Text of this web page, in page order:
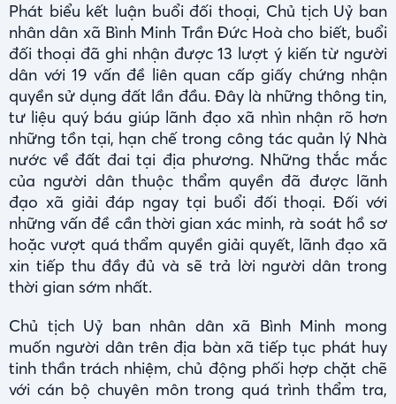
Phát biểu kết luận buổi đối thoại, Chủ tịch Uỷ ban
nhân dân xã Bình Minh Trần Đức Hoà cho biết, buổi
đối thoại đã ghi nhận được 13 lượt ý kiến từ người
dân với 19 vấn đề liên quan cấp giấy chứng nhận
quyền sử dụng đất lần đầu. Đây là những thông tin,
tư liệu quý báu giúp lãnh đạo xã nhìn nhận rõ hơn
những tồn tại, hạn chế trong công tác quản lý Nhà
nước về đất đai tại địa phương. Những thắc mắc
của người dân thuộc thẩm quyền đã được lãnh
đạo xã giải đáp ngay tại buổi đối thoại. Đối với
những vấn đề cần thời gian xác minh, rà soát hồ sơ
hoặc vượt quá thẩm quyền giải quyết, lãnh đạo xã
xin tiếp thu đầy đủ và sẽ trả lời người dân trong
thời gian sớm nhất.
Chủ tịch Uỷ ban nhân dân xã Bình Minh mong
muốn người dân trên địa bàn xã tiếp tục phát huy
tinh thần trách nhiệm, chủ động phối hợp chặt chẽ
với cán bộ chuyên môn trong quá trình thẩm tra,